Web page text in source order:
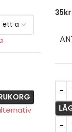
35kr